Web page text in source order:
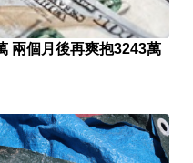
兩個月後再爽抱3243萬